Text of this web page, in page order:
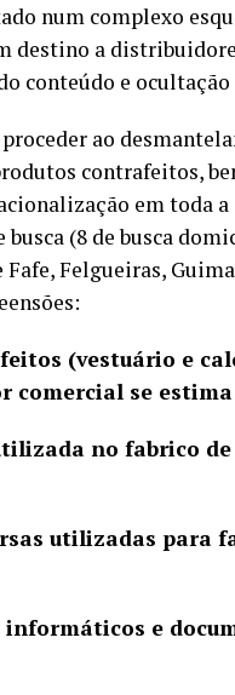
num complexo
destino a
conteúdo e
ao
contrafeitos,
em toda a
(8 de busca
Felgueiras,
(vestuário e
comercial se estima
no fabrico de
utilizadas para
e